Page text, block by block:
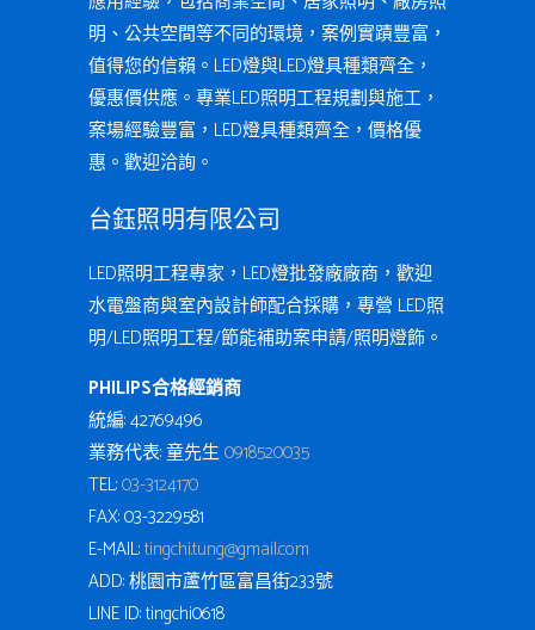
明、公共空間等不同的環境，案例實蹟豐富，
值得您的信賴。LED燈與LED燈具種類齊全，
優惠價供應。專業LED照明工程規劃與施工，
案場經驗豐富，LED燈具種類齊全，價格優
惠。歡迎洽詢。
台鈺照明有限公司
LED照明工程專家，LED燈批發廠廠商，歡迎
水電盤商與室內設計師配合採購，專營 LED照
明/LED照明工程/節能補助案申請/照明燈飾。
PHILIPS合格經銷商
統編: 42769496
業務代表: 童先生0918520035
TEL:03-3124170
FAX: 03-3229581
E-MAIL:tingchi.tung@gmail.com
ADD: 桃園市蘆竹區富昌街233號
LINE ID: tingchi0618